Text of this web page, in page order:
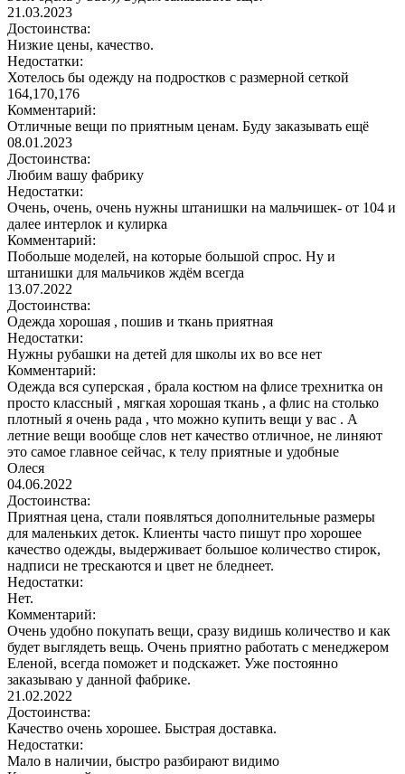
21.03.2023
Достоинства:
Низкие цены, качество.
Недостатки:
Хотелось бы одежду на подростков с размерной сеткой
164,170,176
Комментарий:
Отличные вещи по приятным ценам. Буду заказывать ещё
08.01.2023
Достоинства:
Любим вашу фабрику
Недостатки:
Очень, очень, очень нужны штанишки на мальчишек- от 104 и
далее интерлок и кулирка
Комментарий:
Побольше моделей, на которые большой спрос. Ну и
штанишки для мальчиков ждём всегда
13.07.2022
Достоинства:
Одежда хорошая , пошив и ткань приятная
Недостатки:
Нужны рубашки на детей для школы их во все нет
Комментарий:
Одежда вся суперская , брала костюм на флисе трехнитка он
просто классный , мягкая хорошая ткань , а флис на столько
плотный я очень рада , что можно купить вещи у вас . А
летние вещи вообще слов нет качество отличное, не линяют
это самое главное сейчас, к телу приятные и удобные
Олеся
04.06.2022
Достоинства:
Приятная цена, стали появляться дополнительные размеры
для маленьких деток. Клиенты часто пишут про хорошее
качество одежды, выдерживает большое количество стирок,
надписи не трескаются и цвет не бледнеет.
Недостатки:
Нет.
Комментарий:
Очень удобно покупать вещи, сразу видишь количество и как
будет выглядеть вещь. Очень приятно работать с менеджером
Еленой, всегда поможет и подскажет. Уже постоянно
заказываю у данной фабрике.
21.02.2022
Достоинства:
Качество очень хорошее. Быстрая доставка.
Недостатки:
Мало в наличии, быстро разбирают видимо